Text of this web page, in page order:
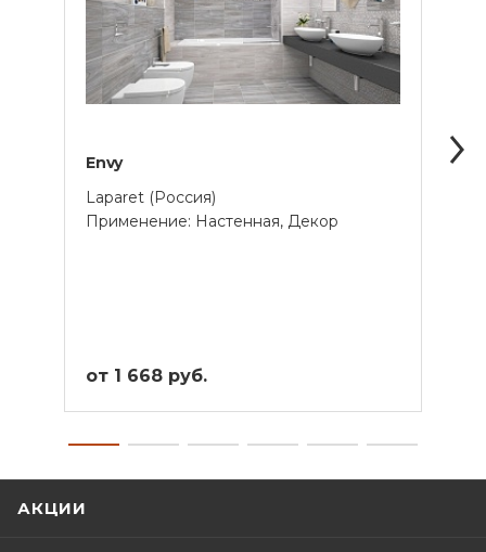
Envy
Laparet (Россия)
Применение: Настенная, Декор
от 1 668 руб.
Extra
АКЦИИ